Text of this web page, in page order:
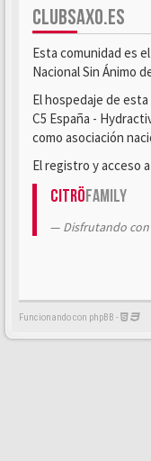
CLUBSAXO.ES
Esta comunidad es
Nacional Sin Ánimo
El hospedaje de
C5 España -
como asociación
El registro y acceso
CitröFamily
Disfrutando
Funcionando con phpBB -